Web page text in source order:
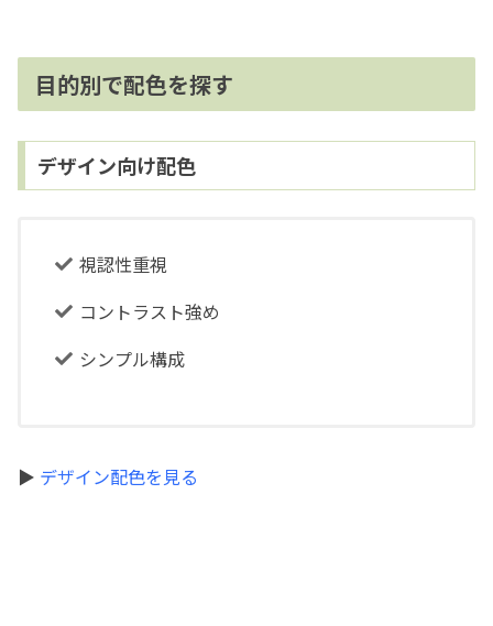
目的別で配色を探す
デザイン向け配色
視認性重視
コントラスト強め
シンプル構成
▶ デザイン配色を見る